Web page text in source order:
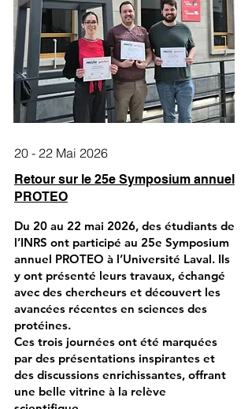
20 - 22 Mai 2026
​Retour sur le 25e Symposium annuel
PROTEO
Du 20 au 22 mai 2026, des étudiants de
l’INRS ont participé au 25e Symposium
annuel PROTEO à l’Université Laval. Ils
y ont présenté leurs travaux, échangé
avec des chercheurs et découvert les
avancées récentes en sciences des
protéines.
Ces trois journées ont été marquées
par des présentations inspirantes et
des discussions enrichissantes, offrant
une belle vitrine à la relève